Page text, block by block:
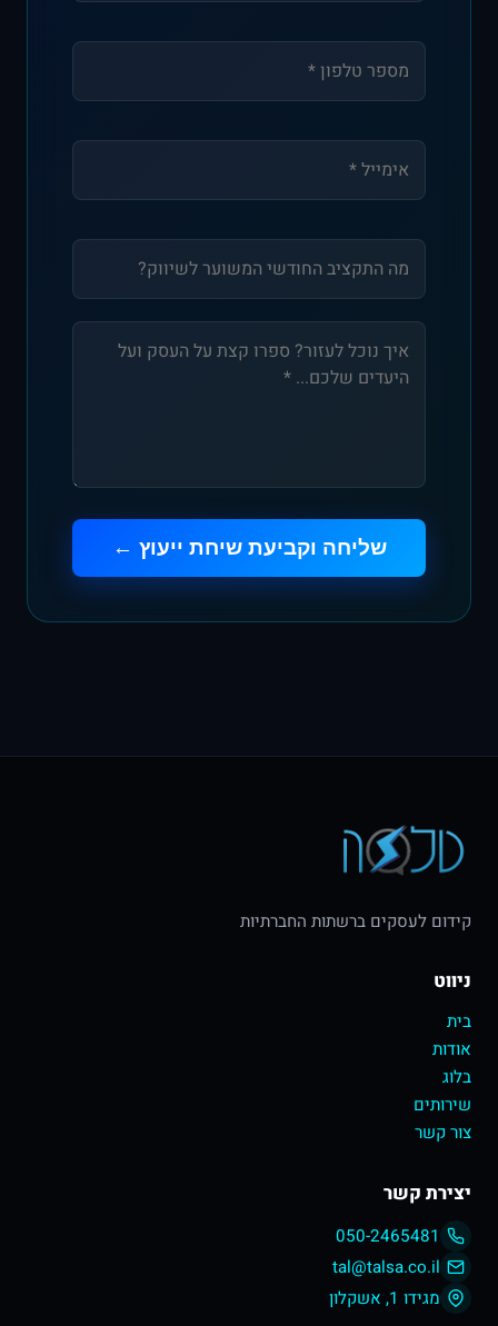
שליחה וקביעת שיחת ייעוץ ←
קידום לעסקים ברשתות החברתיות
ניווט
בית
אודות
בלוג
שירותים
צור קשר
יצירת קשר
050-2465481
tal@talsa.co.il
מגידו 1, אשקלון